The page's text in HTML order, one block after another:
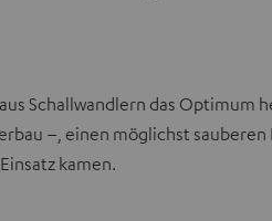
Schallwandlern das Optimum
–, einen möglichst
kamen.